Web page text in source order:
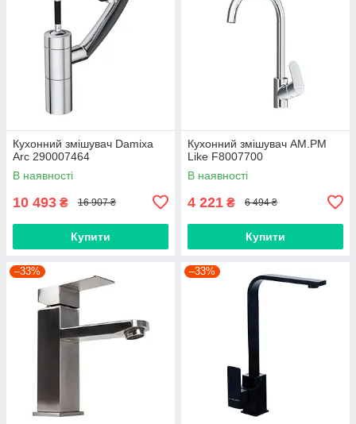
Кухонний змішувач Damixa
Arc 290007464
В наявності
10 493 ₴ 16 907 ₴
Купити
Кухонний змішувач AM.PM
Like F8007700
В наявності
4 221 ₴ 6 494 ₴
Купити
–33% –33%